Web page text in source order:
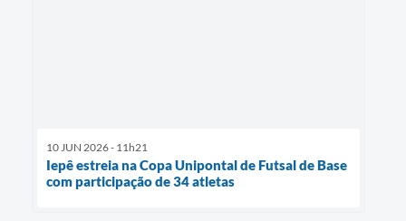
10 JUN 2026 - 11h21
Iepê estreia na Copa Unipontal de Futsal de Base
com participação de 34 atletas